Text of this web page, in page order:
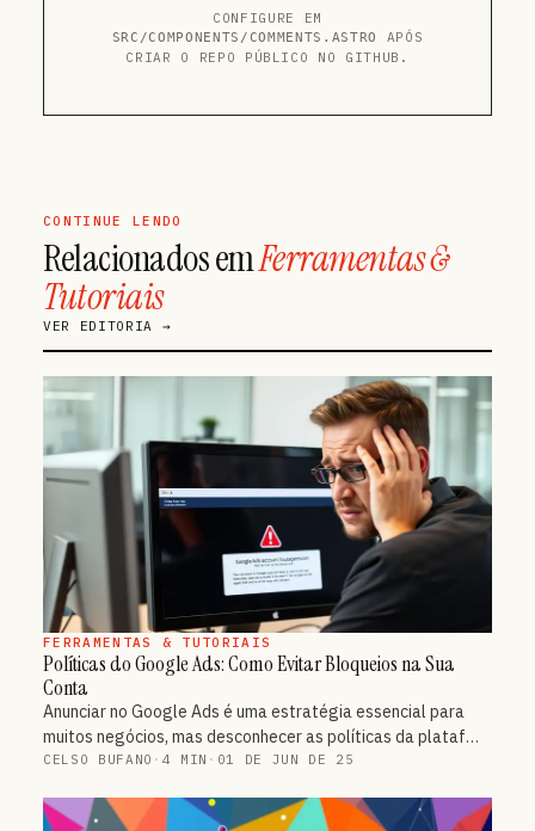
CONFIGURE EM
SRC/COMPONENTS/COMMENTS.ASTRO
APÓS
CRIAR O REPO PÚBLICO NO GITHUB.
CONTINUE LENDO
Relacionados emFerramentas &
Tutoriais
VER EDITORIA →
FERRAMENTAS & TUTORIAIS
Políticas do Google Ads: Como Evitar Bloqueios na Sua
Conta
Anunciar no Google Ads é uma estratégia essencial para
muitos negócios, mas desconhecer as políticas da plataf…
CELSO BUFANO · 4 MIN · 01 DE JUN DE 25